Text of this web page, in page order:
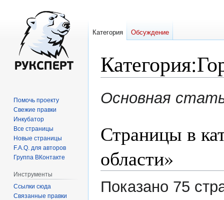
Категория:
Перейти
к
Перейти
кОсновная
Страницы в
области»
Показано 75
Категория Обсуждение
Помочь проекту
Свежие правки
Инкубатор
Все страницы
Новые страницы
F.A.Q. для авторов
Группа ВКонтакте
Инструменты
Ссылки сюда
Связанные правки